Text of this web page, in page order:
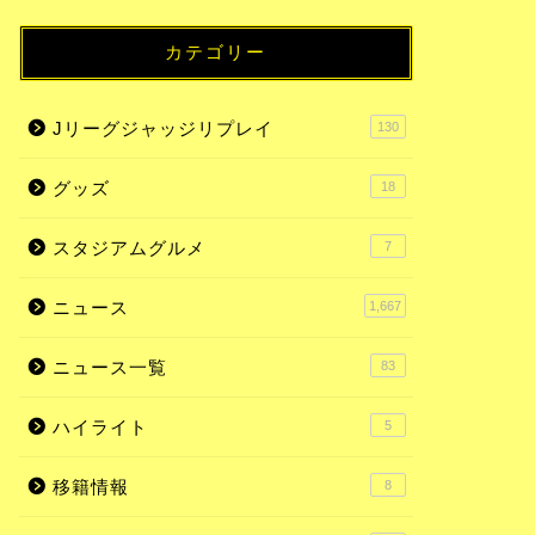
カテゴリー
Jリーグジャッジリプレイ 130
グッズ 18
スタジアムグルメ 7
ニュース 1,667
ニュース一覧 83
ハイライト 5
移籍情報 8